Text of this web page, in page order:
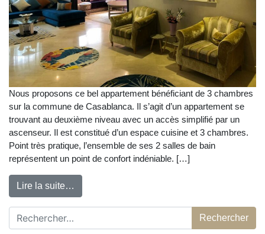
Nous proposons ce bel appartement bénéficiant de 3 chambres
sur la commune de Casablanca. Il s’agit d’un appartement se
trouvant au deuxième niveau avec un accès simplifié par un
ascenseur. Il est constitué d’un espace cuisine et 3 chambres.
Point très pratique, l’ensemble de ses 2 salles de bain
représentent un point de confort indéniable. […]
Lire la suite…
Rechercher :